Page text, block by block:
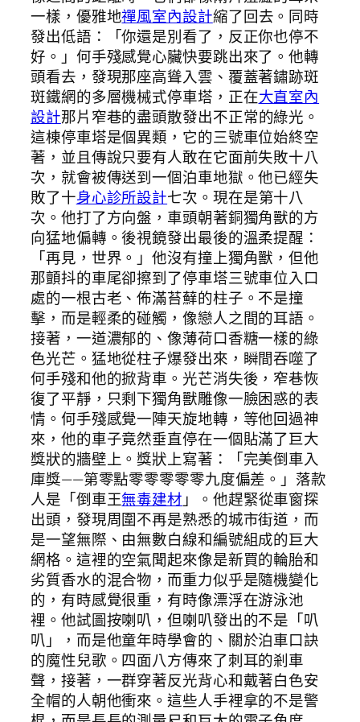
一樣，優雅地禪風室內設計縮了回去。同時
發出低語：「你還是別看了，反正你也停不
好。」何手殘感覺心臟快要跳出來了。他轉
頭看去，發現那座高聳入雲、覆蓋著鏽跡斑
斑鐵網的多層機械式停車塔，正在大直室內
設計那片窄巷的盡頭散發出不正常的綠光。
這棟停車塔是個異類，它的三號車位始終空
著，並且傳說只要有人敢在它面前失敗十八
次，就會被傳送到一個泊車地獄。他已經失
敗了十身心診所設計七次。現在是第十八
次。他打了方向盤，車頭朝著銅獨角獸的方
向猛地偏轉。後視鏡發出最後的溫柔提醒：
「再見，世界。」他沒有撞上獨角獸，但他
那顫抖的車尾卻擦到了停車塔三號車位入口
處的一根古老、佈滿苔蘚的柱子。不是撞
擊，而是輕柔的碰觸，像戀人之間的耳語。
接著，一道濃郁的、像薄荷口香糖一樣的綠
色光芒。猛地從柱子爆發出來，瞬間吞噬了
何手殘和他的掀背車。光芒消失後，窄巷恢
復了平靜，只剩下獨角獸雕像一臉困惑的表
情。何手殘感覺一陣天旋地轉，等他回過神
來，他的車子竟然垂直停在一個貼滿了巨大
獎狀的牆壁上。獎狀上寫著：「完美倒車入
庫獎——第零點零零零零零九度偏差。」落款
人是「倒車王無毒建材」。他趕緊從車窗探
出頭，發現周圍不再是熟悉的城市街道，而
是一望無際、由無數白線和編號組成的巨大
網格。這裡的空氣聞起來像是新買的輪胎和
劣質香水的混合物，而重力似乎是隨機變化
的，有時感覺很重，有時像漂浮在游泳池
裡。他試圖按喇叭，但喇叭發出的不是「叭
叭」，而是他童年時學會的、關於泊車口訣
的魔性兒歌。四面八方傳來了刺耳的剎車
聲，接著，一群穿著反光背心和戴著白色安
全帽的人朝他衝來。這些人手裡拿的不是警